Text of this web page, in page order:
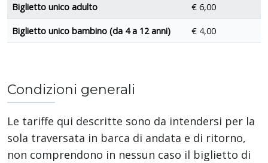
Biglietto unico adulto € 6,00
Biglietto unico bambino (da 4 a 12 anni) € 4,00
Condizioni generali
Le tariffe qui descritte sono da intendersi per la
sola traversata in barca di andata e di ritorno,
non comprendono in nessun caso il biglietto di